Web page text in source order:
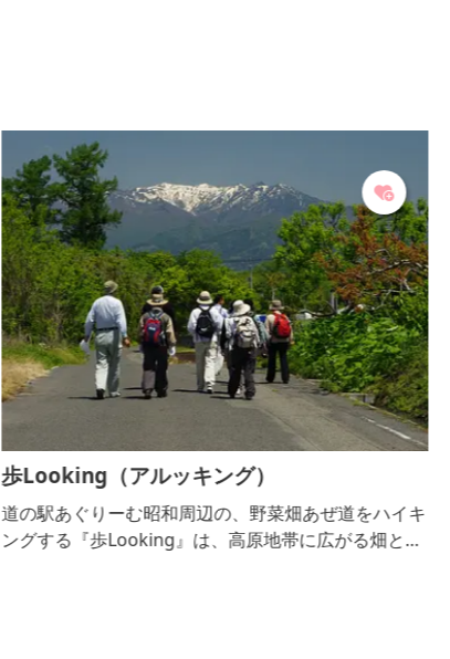
歩Looking（アルッキング）
道の駅あぐりーむ昭和周辺の、野菜畑あぜ道をハイキ
ングする『歩Looking』は、高原地帯に広がる畑と農